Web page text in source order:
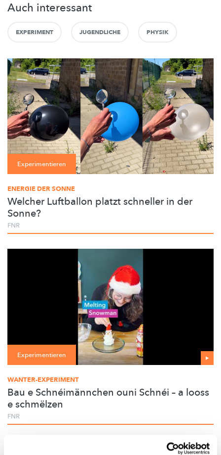
Auch interessant
EXPERIMENT JUGENDLICHE PHYSIK
Experimentieren
ENERGIE DER SONNE
Welcher Luftballon platzt schneller in der
Sonne?
FNR
Experimentieren
WANTER-EXPERIMENT
Bau e Schnéimännchen ouni Schnéi – a looss
e schmëlzen
FNR